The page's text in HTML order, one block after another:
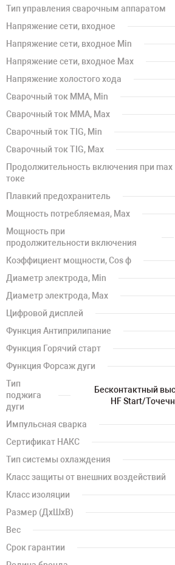
Тип управления сварочным аппаратом
Напряжение сети, входное
Напряжение сети, входное Min
Напряжение сети, входное Max
Напряжение холостого хода
Сварочный ток MMA, Min
Сварочный ток MMA, Max
Сварочный ток TIG, Min
Сварочный ток TIG, Max
Продолжительность включения при max
токе
Плавкий предохранитель
Мощность потребляемая, Max
Мощность при
продолжительности включения
Коэффициент мощности, Cos ф
Диаметр электрода, Min
Диаметр электрода, Max
Цифровой дисплей
Функция Антиприлипание
Функция Горячий старт
Функция Форсаж дуги
Тип
поджига
дуги
Бесконтактный
HF Start/
Импульсная сварка
Сертификат НАКС
Тип системы охлаждения
Класс защиты от внешних воздействий
Класс изоляции
Размер (ДхШхВ)
Вес
Срок гарантии